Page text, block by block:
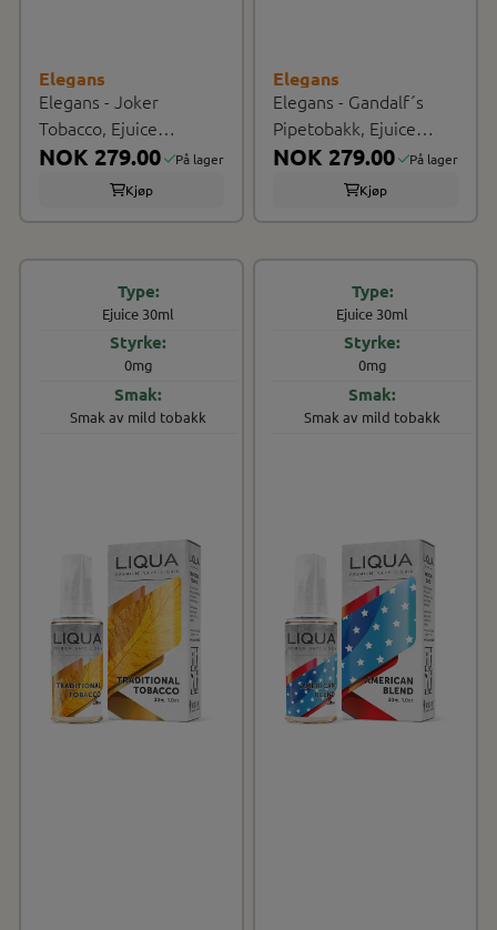
Elegans
Elegans - Joker
Tobacco, Ejuice
100/120ml
NOK 279.00
På lager
Kjøp
Elegans
Elegans - Gandalf´s
Pipetobakk, Ejuice
100/120ml
NOK 279.00
På lager
Kjøp
Ejuice 30ml
0mg
Smak av mild tobakk
Ejuice 30ml
0mg
Smak av mild tobakk